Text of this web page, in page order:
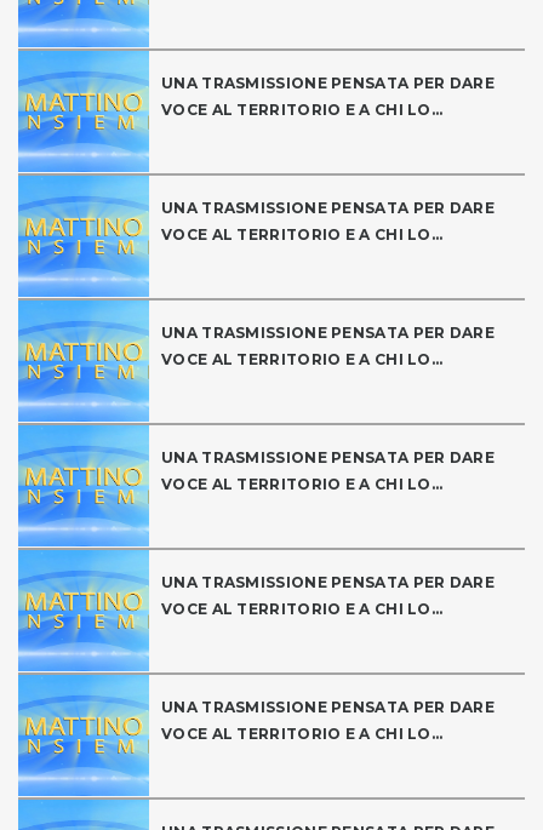
UNA TRASMISSIONE PENSATA PER DARE
VOCE AL TERRITORIO E A CHI LO...
UNA TRASMISSIONE PENSATA PER DARE
VOCE AL TERRITORIO E A CHI LO...
UNA TRASMISSIONE PENSATA PER DARE
VOCE AL TERRITORIO E A CHI LO...
UNA TRASMISSIONE PENSATA PER DARE
VOCE AL TERRITORIO E A CHI LO...
UNA TRASMISSIONE PENSATA PER DARE
VOCE AL TERRITORIO E A CHI LO...
UNA TRASMISSIONE PENSATA PER DARE
VOCE AL TERRITORIO E A CHI LO...